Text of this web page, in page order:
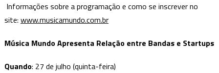
Informações sobre a programação e como se inscrever no
site: www.musicamundo.com.br
Música Mundo Apresenta Relação entre Bandas e Startups
Quando: 27 de julho (quinta-feira)